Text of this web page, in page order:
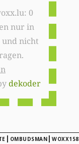
0
nur in
nicht
dekoder
| OMBUDSMAN |